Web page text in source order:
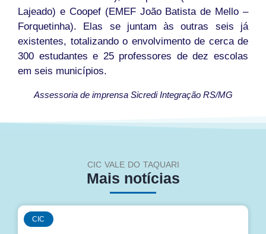
Lajeado) e Coopef (EMEF João Batista de Mello –
Forquetinha). Elas se juntam às outras seis já
existentes, totalizando o envolvimento de cerca de
300 estudantes e 25 professores de dez escolas
em seis municípios.
Assessoria de imprensa Sicredi Integração RS/MG
CIC VALE DO TAQUARI
Mais notícias
CIC